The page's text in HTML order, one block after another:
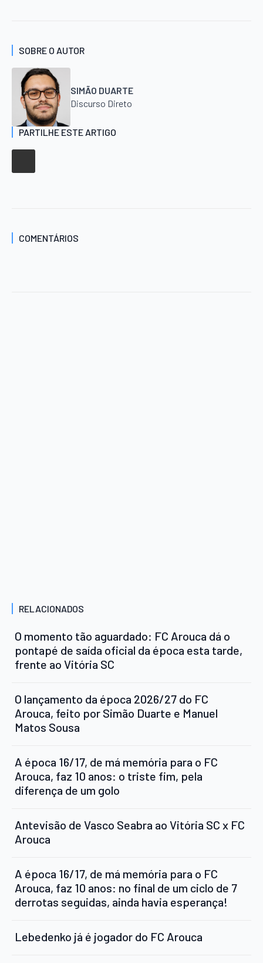
SOBRE O AUTOR
SIMÃO DUARTE
Discurso Direto
PARTILHE ESTE ARTIGO
COMENTÁRIOS
RELACIONADOS
O momento tão aguardado: FC Arouca dá o
pontapé de saída oficial da época esta tarde,
frente ao Vitória SC
O lançamento da época 2026/27 do FC
Arouca, feito por Simão Duarte e Manuel
Matos Sousa
A época 16/17, de má memória para o FC
Arouca, faz 10 anos: o triste fim, pela
diferença de um golo
Antevisão de Vasco Seabra ao Vitória SC x FC
Arouca
A época 16/17, de má memória para o FC
Arouca, faz 10 anos: no final de um ciclo de 7
derrotas seguidas, ainda havia esperança!
Lebedenko já é jogador do FC Arouca